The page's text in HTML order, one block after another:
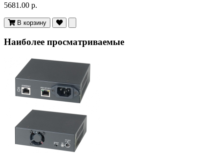
5681.00 р.
В корзину
Наиболее просматриваемые